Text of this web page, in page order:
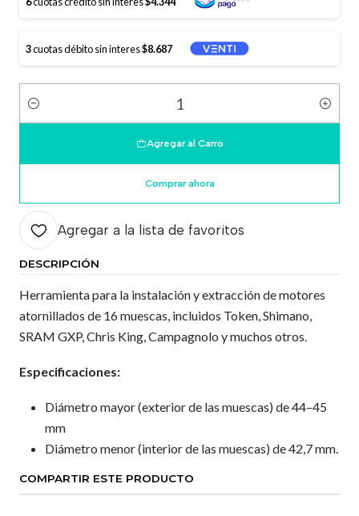
3cuotas débito sin interes$8.687
Cantidad
Agregar al Carro
Comprar ahora
Agregar a la lista de favoritos
DESCRIPCIÓN
Herramienta para la instalación y extracción de motores
atornillados de 16 muescas, incluidos Token, Shimano,
SRAM GXP, Chris King, Campagnolo y muchos otros.
Especificaciones:
Diámetro mayor (exterior de las muescas) de 44–45
mm
Diámetro menor (interior de las muescas) de 42,7 mm.
COMPARTIR ESTE PRODUCTO